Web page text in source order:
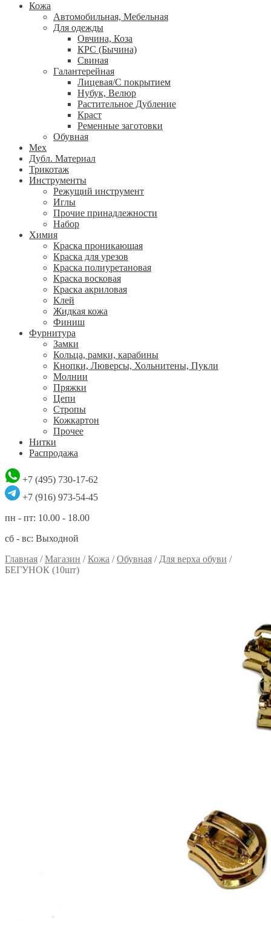
Кожа
Автомобильная, Мебельная
Для одежды
Овчина, Коза
КРС (Бычина)
Свиная
Галантерейная
Лицевая/С покрытием
Нубук, Велюр
Растительное Дубление
Краст
Ременные заготовки
Обувная
Мех
Дубл. Материал
Трикотаж
Инструменты
Режущий инструмент
Иглы
Прочие принадлежности
Набор
Химия
Краска проникающая
Краска для урезов
Краска полиуретановая
Краска восковая
Краска акриловая
Клей
Жидкая кожа
Финиш
Фурнитура
Замки
Кольца, рамки, карабины
Кнопки, Люверсы, Хольнитены, Пукли
Молнии
Пряжки
Цепи
Стропы
Кожкартон
Прочее
Нитки
Распродажа
+7 (495) 730-17-62
+7 (916) 973-54-45
пн - пт: 10.00 - 18.00
сб - вс: Выходной
Главная /Магазин /Кожа /Обувная / Для верха обуви /
БЕГУНОК (10шт)